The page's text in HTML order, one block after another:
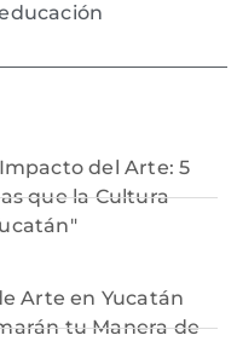
del Arte: 5
que la Cultura
Arte en Yucatán
tu Manera de